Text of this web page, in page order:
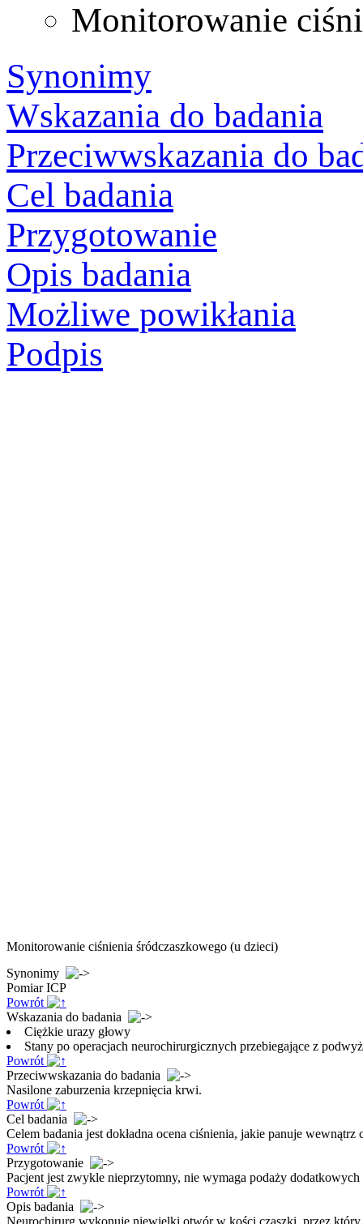
Monitorowanie
Synonimy
Wskazania do badania
Przeciwwskazania do
Cel badania
Przygotowanie
Opis badania
Możliwe powikłania
Podpis
Monitorowanie ciśnienia śródczaszkowego (u dzieci)
Synonimy
Pomiar ICP
Powrót
Wskazania do badania
Ciężkie urazy głowy
Stany po operacjach neurochirurgicznych przebiegające z
Powrót
Przeciwwskazania do badania
Nasilone zaburzenia krzepnięcia krwi.
Powrót
Cel badania
Celem badania jest dokładna ocena ciśnienia, jakie panuje
Powrót
Przygotowanie
Pacjent jest zwykle nieprzytomny, nie wymaga podaży
Powrót
Opis badania
Neurochirurg wykonuje niewielki otwór w kości czaszki, przez